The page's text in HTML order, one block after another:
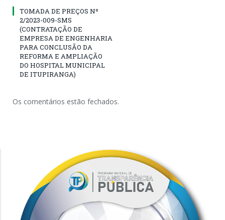
TOMADA DE PREÇOS Nº
2/2023-009-SMS
(CONTRATAÇÃO DE
EMPRESA DE ENGENHARIA
PARA CONCLUSÃO DA
REFORMA E AMPLIAÇÃO
DO HOSPITAL MUNICIPAL
DE ITUPIRANGA)
Os comentários estão fechados.